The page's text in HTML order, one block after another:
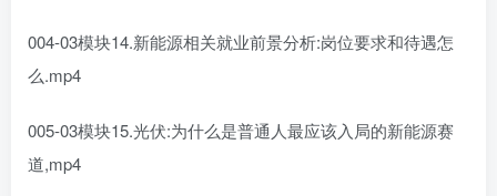
004-03模块14.新能源相关就业前景分析:岗位要求和待遇怎
么.mp4
005-03模块15.光伏:为什么是普通人最应该入局的新能源赛
道,mp4